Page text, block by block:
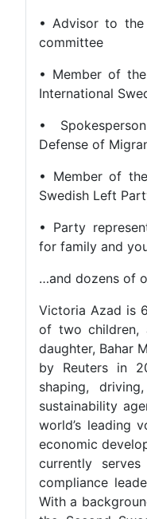
• Advisor to the
committee
• Member of
International
•
Defense of
• Member of
Swedish Left
• Party
for family and
…and dozens of
Victoria Azad is
of two children,
daughter, Bahar
by Reuters in
shaping,
sustainability
world’s leading
economic
currently
compliance
With a